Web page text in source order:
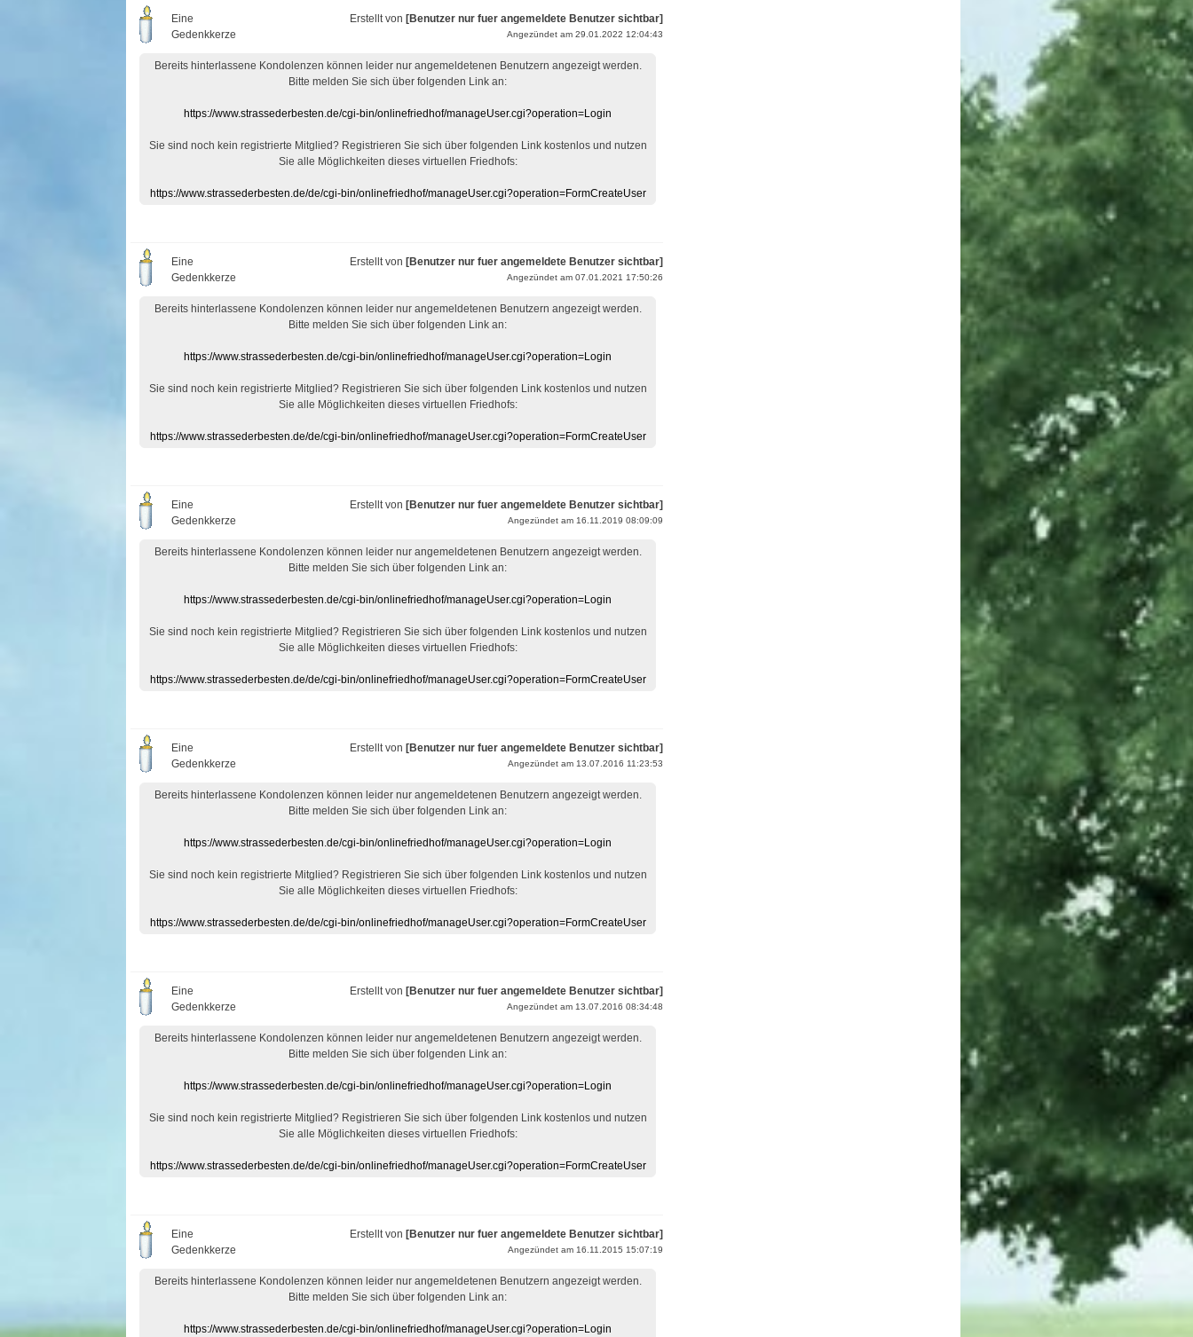
Eine
Gedenkkerze
Erstellt von [Benutzer nur fuer angemeldete Benutzer sichtbar]
Angezündet am 29.01.2022 12:04:43
Bereits hinterlassene Kondolenzen können leider nur angemeldetenen Benutzern angezeigt werden.
Bitte melden Sie sich über folgenden Link an:
https://www.strassederbesten.de/cgi-bin/onlinefriedhof/manageUser.cgi?operation=Login
Sie sind noch kein registrierte Mitglied? Registrieren Sie sich über folgenden Link kostenlos und nutzen
Sie alle Möglichkeiten dieses virtuellen Friedhofs:
https://www.strassederbesten.de/de/cgi-bin/onlinefriedhof/manageUser.cgi?operation=FormCreateUser
Eine
Gedenkkerze
Erstellt von [Benutzer nur fuer angemeldete Benutzer sichtbar]
Angezündet am 07.01.2021 17:50:26
Bereits hinterlassene Kondolenzen können leider nur angemeldetenen Benutzern angezeigt werden.
Bitte melden Sie sich über folgenden Link an:
https://www.strassederbesten.de/cgi-bin/onlinefriedhof/manageUser.cgi?operation=Login
Sie sind noch kein registrierte Mitglied? Registrieren Sie sich über folgenden Link kostenlos und nutzen
Sie alle Möglichkeiten dieses virtuellen Friedhofs:
https://www.strassederbesten.de/de/cgi-bin/onlinefriedhof/manageUser.cgi?operation=FormCreateUser
Eine
Gedenkkerze
Erstellt von [Benutzer nur fuer angemeldete Benutzer sichtbar]
Angezündet am 16.11.2019 08:09:09
Bereits hinterlassene Kondolenzen können leider nur angemeldetenen Benutzern angezeigt werden.
Bitte melden Sie sich über folgenden Link an:
https://www.strassederbesten.de/cgi-bin/onlinefriedhof/manageUser.cgi?operation=Login
Sie sind noch kein registrierte Mitglied? Registrieren Sie sich über folgenden Link kostenlos und nutzen
Sie alle Möglichkeiten dieses virtuellen Friedhofs:
https://www.strassederbesten.de/de/cgi-bin/onlinefriedhof/manageUser.cgi?operation=FormCreateUser
Eine
Gedenkkerze
Erstellt von [Benutzer nur fuer angemeldete Benutzer sichtbar]
Angezündet am 13.07.2016 11:23:53
Bereits hinterlassene Kondolenzen können leider nur angemeldetenen Benutzern angezeigt werden.
Bitte melden Sie sich über folgenden Link an:
https://www.strassederbesten.de/cgi-bin/onlinefriedhof/manageUser.cgi?operation=Login
Sie sind noch kein registrierte Mitglied? Registrieren Sie sich über folgenden Link kostenlos und nutzen
Sie alle Möglichkeiten dieses virtuellen Friedhofs:
https://www.strassederbesten.de/de/cgi-bin/onlinefriedhof/manageUser.cgi?operation=FormCreateUser
Eine
Gedenkkerze
Erstellt von [Benutzer nur fuer angemeldete Benutzer sichtbar]
Angezündet am 13.07.2016 08:34:48
Bereits hinterlassene Kondolenzen können leider nur angemeldetenen Benutzern angezeigt werden.
Bitte melden Sie sich über folgenden Link an:
https://www.strassederbesten.de/cgi-bin/onlinefriedhof/manageUser.cgi?operation=Login
Sie sind noch kein registrierte Mitglied? Registrieren Sie sich über folgenden Link kostenlos und nutzen
Sie alle Möglichkeiten dieses virtuellen Friedhofs:
https://www.strassederbesten.de/de/cgi-bin/onlinefriedhof/manageUser.cgi?operation=FormCreateUser
Eine
Gedenkkerze
Erstellt von [Benutzer nur fuer angemeldete Benutzer sichtbar]
Angezündet am 16.11.2015 15:07:19
Bereits hinterlassene Kondolenzen können leider nur angemeldetenen Benutzern angezeigt werden.
Bitte melden Sie sich über folgenden Link an:
https://www.strassederbesten.de/cgi-bin/onlinefriedhof/manageUser.cgi?operation=Login